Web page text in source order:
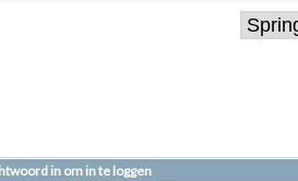
in om in te loggen